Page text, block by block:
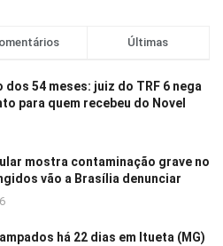
Últimas
dos 54 meses: juiz do TRF 6 nega
para quem recebeu do Novel
mostra contaminação grave no
vão a Brasília denunciar
há 22 dias em Itueta (MG)